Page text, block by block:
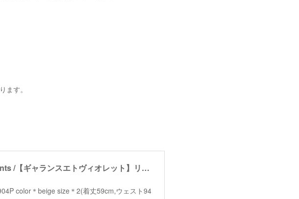
ます。
【garance et violette】linen half pants /【ギャランスエトヴィオレット】リネンハーフパンツ
color＊beige size＊2(着丈59cm,ウェスト94